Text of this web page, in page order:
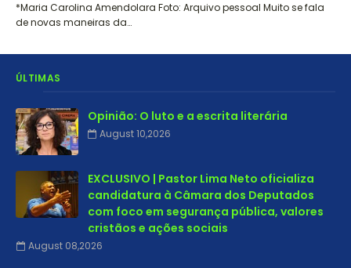
*Maria Carolina Amendolara Foto: Arquivo pessoal Muito se fala
de novas maneiras da…
ÚLTIMAS
Opinião: O luto e a escrita literária
August 10,2026
EXCLUSIVO | Pastor Lima Neto oficializa
candidatura à Câmara dos Deputados
com foco em segurança pública, valores
cristãos e ações sociais
August 08,2026